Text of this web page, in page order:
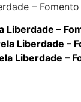
–
Liberdade –
Liberdade –
Liberdade –